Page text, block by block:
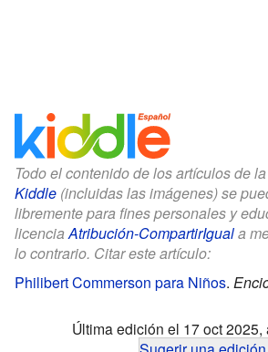
Todo el contenido de los artículos de la
Kiddle (incluidas las imágenes) se
libremente para fines personales y
licenciaAtribución-CompartirIguala
lo contrario. Citar este artículo:
Philibert Commerson para Niños.
Última edición el 17 oct 2025,